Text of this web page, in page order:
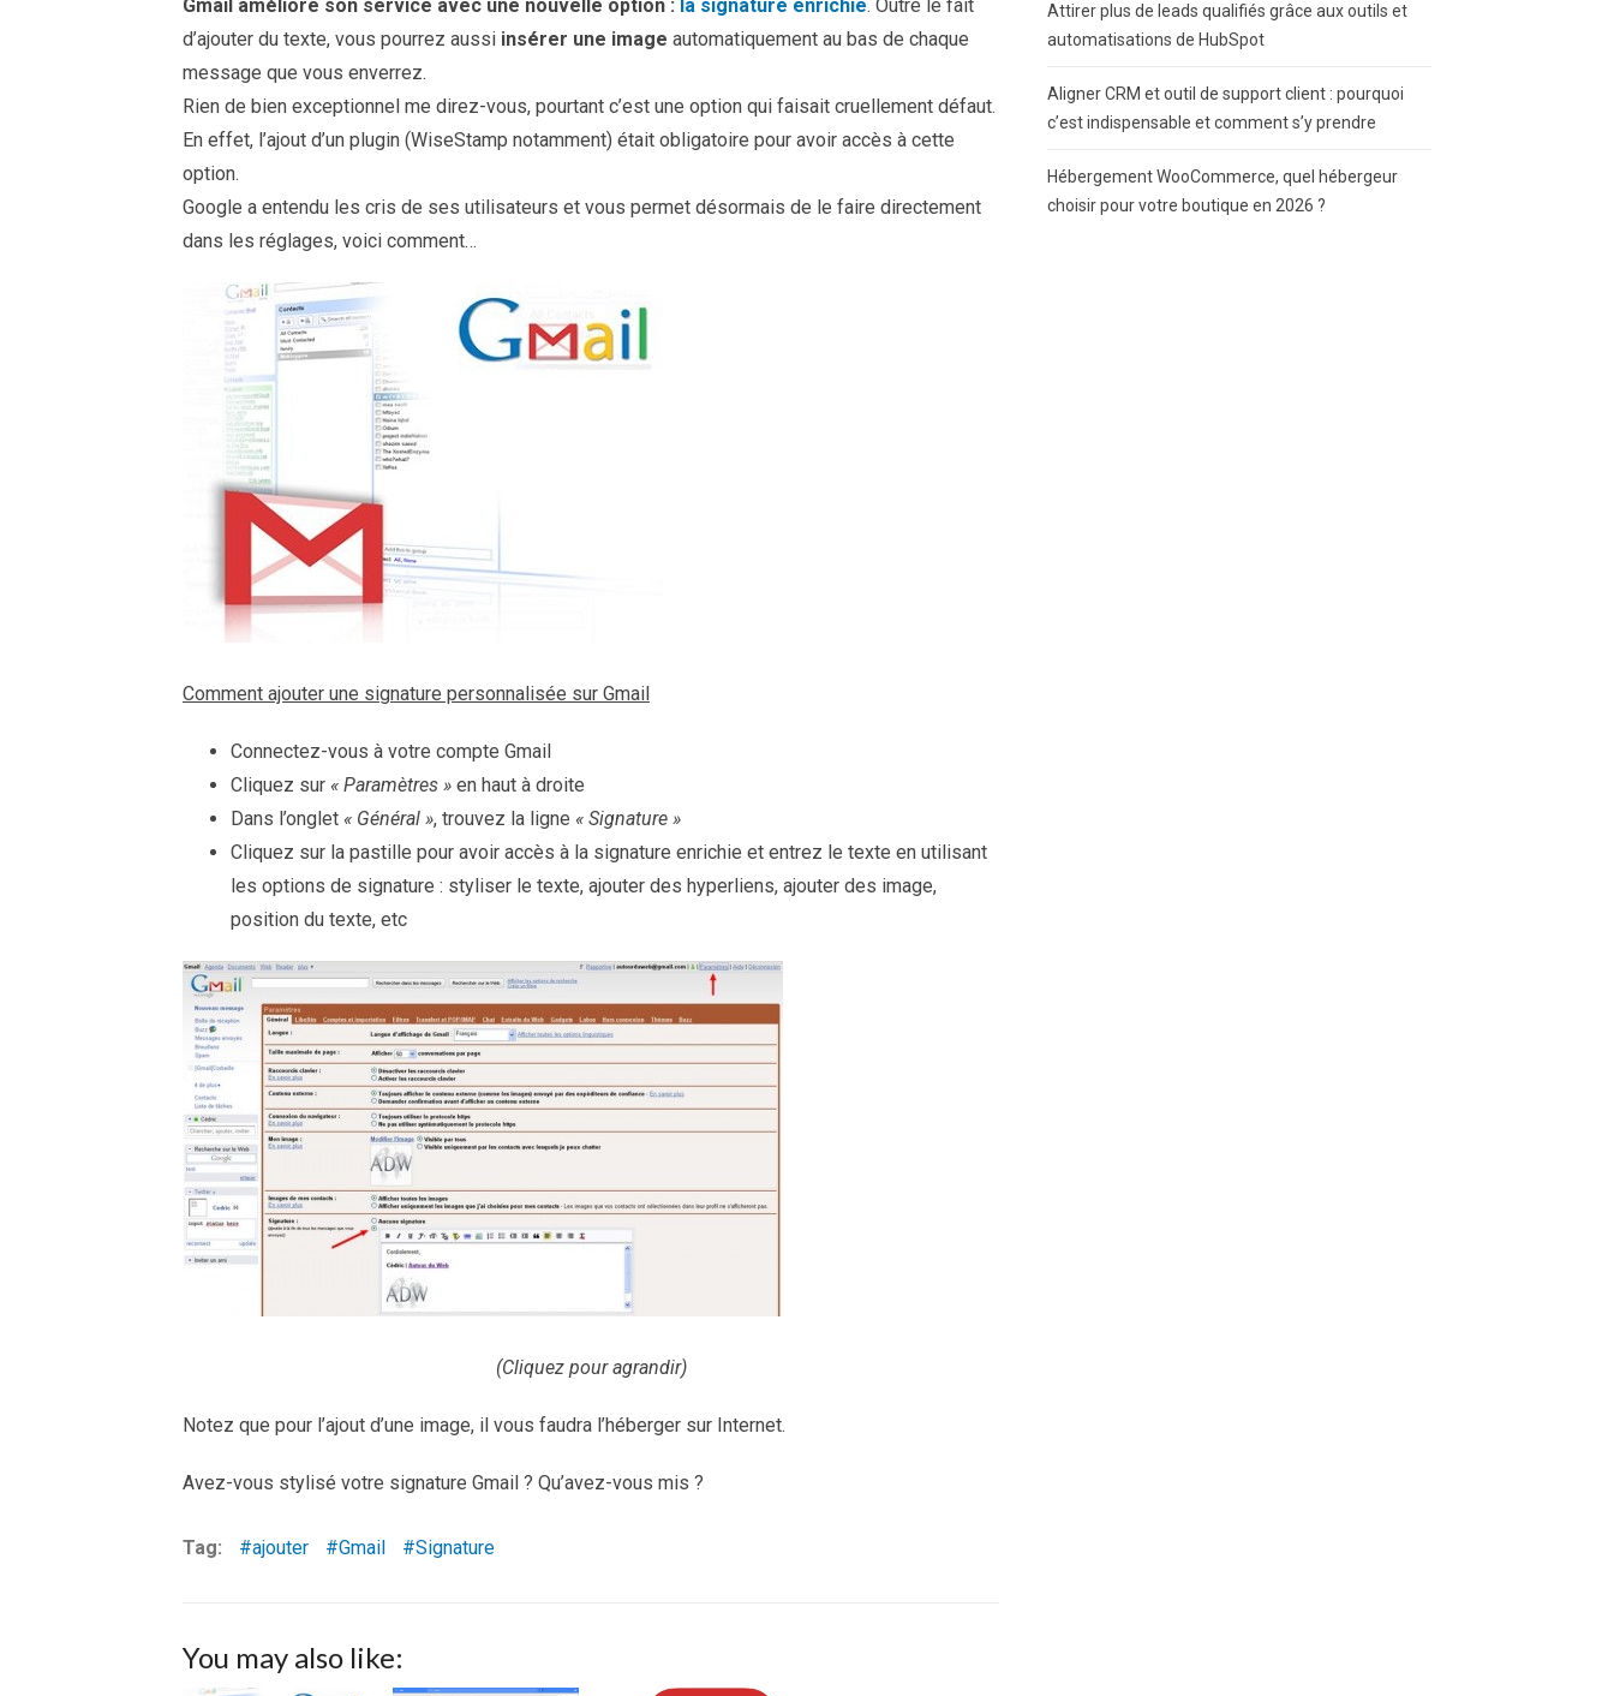
Gmail améliore son service avec une nouvelle option : la signature enrichie. Outre le fait
d’ajouter du texte, vous pourrez aussi insérer une image automatiquement au bas de chaque
message que vous enverrez.
Rien de bien exceptionnel me direz-vous, pourtant c’est une option qui faisait cruellement défaut.
En effet, l’ajout d’un plugin (WiseStamp notamment) était obligatoire pour avoir accès à cette
option.
Google a entendu les cris de ses utilisateurs et vous permet désormais de le faire directement
dans les réglages, voici comment…
Comment ajouter une signature personnalisée sur Gmail
Connectez-vous à votre compte Gmail
Cliquez sur « Paramètres » en haut à droite
Dans l’onglet « Général », trouvez la ligne « Signature »
Cliquez sur la pastille pour avoir accès à la signature enrichie et entrez le texte en utilisant
les options de signature : styliser le texte, ajouter des hyperliens, ajouter des image,
position du texte, etc
(Cliquez pour agrandir)
Notez que pour l’ajout d’une image, il vous faudra l’héberger sur Internet.
Avez-vous stylisé votre signature Gmail ? Qu’avez-vous mis ?
Tag: ajouter Gmail Signature
You may also like:
Attirer plus de leads qualifiés grâce aux outils et
automatisations de HubSpot
Aligner CRM et outil de support client : pourquoi
c’est indispensable et comment s’y prendre
Hébergement WooCommerce, quel hébergeur
choisir pour votre boutique en 2026 ?